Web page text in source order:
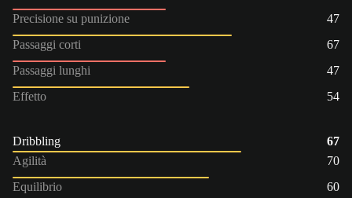
Precisione su punizione
47
Passaggi corti
67
Passaggi lunghi
47
Effetto
54
Dribbling
67
Agilità
70
Equilibrio
60